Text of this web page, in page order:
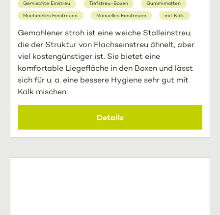
Gemischte Einstreu Tiefstreu-Boxen Gummimatten
Machinelles Einstreuen Manuelles Einstreuen mit Kalk
Gemahlener stroh ist eine weiche Stalleinstreu,
die der Struktur von Flachseinstreu ähnelt, aber
viel kostengünstiger ist. Sie bietet eine
komfortable Liegefläche in den Boxen und lässt
sich für u. a. eine bessere Hygiene sehr gut mit
Kalk mischen.
Details